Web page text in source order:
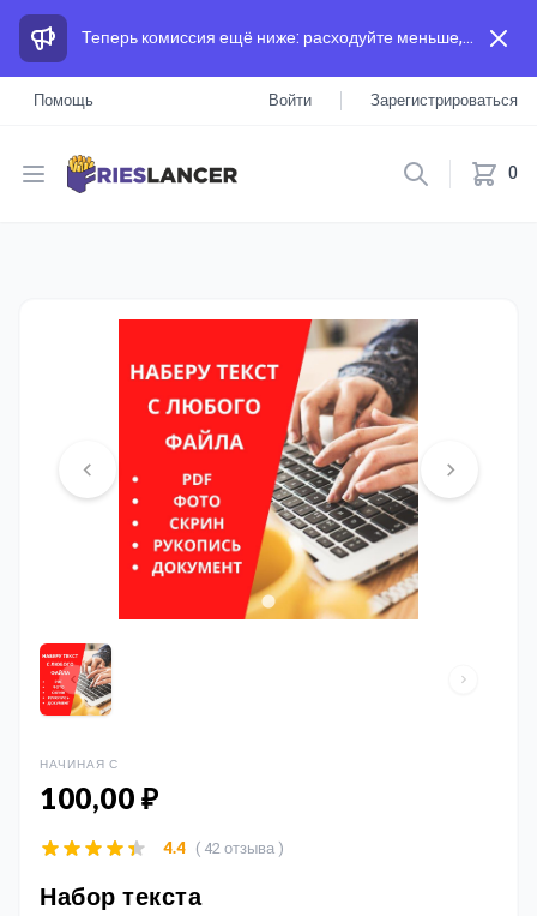
Теперь комиссия ещё ниже: расходуйте меньше, а зарабатывайте больше, чем на других площадках.
Помощь Войти Зарегистрироваться
Open menu 0
НАЧИНАЯ С
100,00 ₽
Набор текста
4.4 ( 42 отзыва )